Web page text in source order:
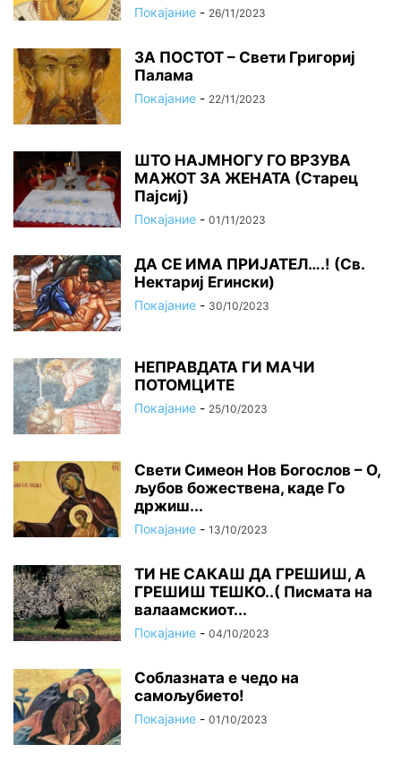
Покајание - 26/11/2023
ЗА ПОСТОТ – Свети Григориј
Палама
Покајание - 22/11/2023
ШТО НАЈМНОГУ ГО ВРЗУВА
МАЖОТ ЗА ЖЕНАТА (Старец
Пајсиј)
Покајание - 01/11/2023
ДА СЕ ИМА ПРИЈАТЕЛ….! (Св.
Нектариј Егински)
Покајание - 30/10/2023
НЕПРАВДАТА ГИ МАЧИ
ПОТОМЦИТЕ
Покајание - 25/10/2023
Свети Симеон Нов Богослов – О,
љубов божествена, каде Го
држиш...
Покајание - 13/10/2023
ТИ НЕ САКАШ ДА ГРЕШИШ, А
ГРЕШИШ ТЕШКО..( Писмата на
валаамскиот...
Покајание - 04/10/2023
Соблазната е чедо на
самољубието!
Покајание - 01/10/2023